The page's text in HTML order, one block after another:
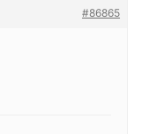
#86865